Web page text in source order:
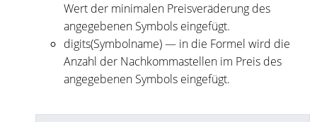
Wert der minimalen Preisveräderung des
angegebenen Symbols eingefügt.
digits(Symbolname) — in die Formel wird die
Anzahl der Nachkommastellen im Preis des
angegebenen Symbols eingefügt.